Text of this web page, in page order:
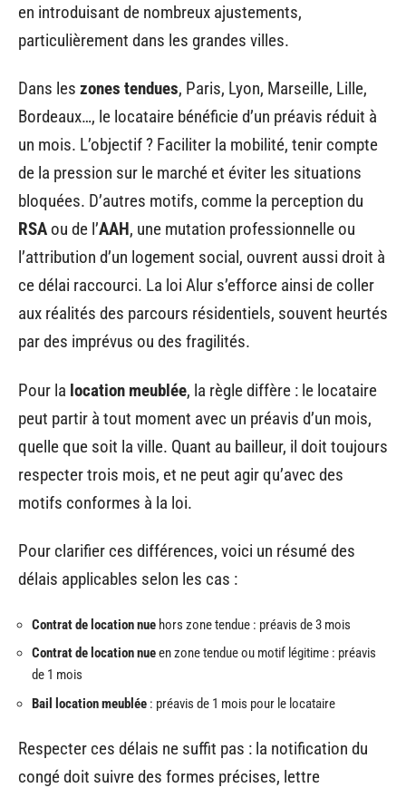
en introduisant de nombreux ajustements,
particulièrement dans les grandes villes.
Dans les zones tendues, Paris, Lyon, Marseille, Lille,
Bordeaux…, le locataire bénéficie d’un préavis réduit à
un mois. L’objectif ? Faciliter la mobilité, tenir compte
de la pression sur le marché et éviter les situations
bloquées. D’autres motifs, comme la perception du
RSA ou de l’AAH, une mutation professionnelle ou
l’attribution d’un logement social, ouvrent aussi droit à
ce délai raccourci. La loi Alur s’efforce ainsi de coller
aux réalités des parcours résidentiels, souvent heurtés
par des imprévus ou des fragilités.
Pour la location meublée, la règle diffère : le locataire
peut partir à tout moment avec un préavis d’un mois,
quelle que soit la ville. Quant au bailleur, il doit toujours
respecter trois mois, et ne peut agir qu’avec des
motifs conformes à la loi.
Pour clarifier ces différences, voici un résumé des
délais applicables selon les cas :
Contrat de location nue hors zone tendue : préavis de 3 mois
Contrat de location nueen zone tendue ou motif légitime : préavis
de 1 mois
Bail location meublée : préavis de 1 mois pour le locataire
Respecter ces délais ne suffit pas : la notification du
congé doit suivre des formes précises, lettre